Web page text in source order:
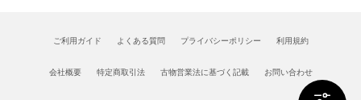
ご利用ガイド よくある質問 プライバシーポリシー 利用規約
会社概要 特定商取引法 古物営業法に基づく記載 お問い合わせ